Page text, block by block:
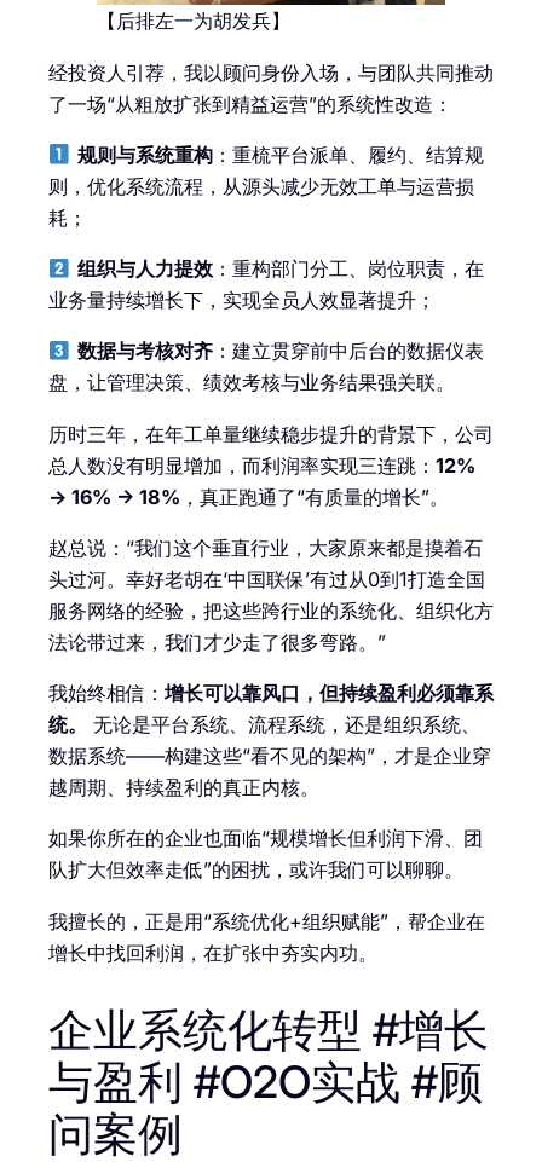
【后排左一为胡发兵】
经投资人引荐，我以顾问身份入场，与团队共同推动
了一场“从粗放扩张到精益运营”的系统性改造：
规则与系统重构：重梳平台派单、履约、结算规
则，优化系统流程，从源头减少无效工单与运营损
耗；
组织与人力提效：重构部门分工、岗位职责，在
业务量持续增长下，实现全员人效显著提升；
数据与考核对齐：建立贯穿前中后台的数据仪表
盘，让管理决策、绩效考核与业务结果强关联。
历时三年，在年工单量继续稳步提升的背景下，公司
总人数没有明显增加，而利润率实现三连跳： 12%
→ 16% → 18% ，真正跑通了“有质量的增长”。
赵总说：“我们这个垂直行业，大家原来都是摸着石
头过河。幸好老胡在‘中国联保’有过从0到1打造全国
服务网络的经验，把这些跨行业的系统化、组织化方
法论带过来，我们才少走了很多弯路。”
我始终相信： 增长可以靠风口，但持续盈利必须靠系
统。
​ 无论是平台系统、流程系统，还是组织系统、
数据系统——构建这些“看不见的架构”，才是企业穿
越周期、持续盈利的真正内核。
如果你所在的企业也面临“规模增长但利润下滑、团
队扩大但效率走低”的困扰，或许我们可以聊聊。
我擅长的，正是用“系统优化+组织赋能”，帮企业在
增长中找回利润，在扩张中夯实内功。
企业系统化转型 #增长
与盈利 #O2O实战 #顾
问案例